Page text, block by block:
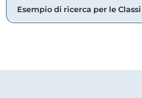
Esempio di ricerca per le